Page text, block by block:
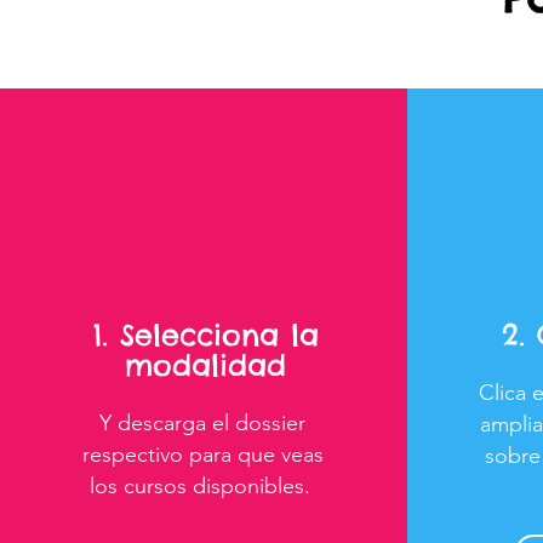
1. Selecciona la
modalidad
Y descarga el dossier
respectivo para que veas
los cursos disponibles.
2.
Clica